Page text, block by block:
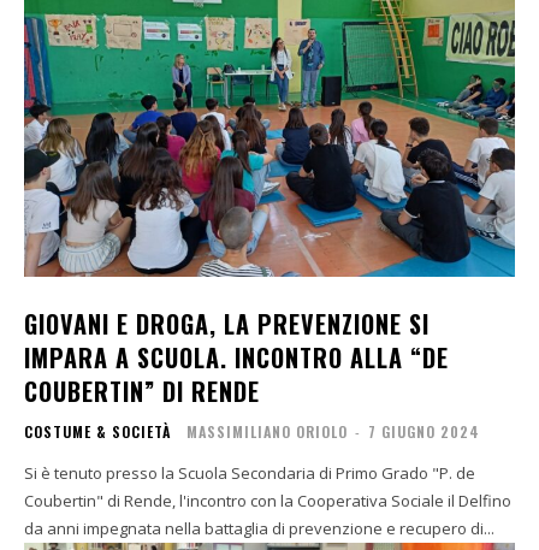
GIOVANI E DROGA, LA PREVENZIONE SI
IMPARA A SCUOLA. INCONTRO ALLA “DE
COUBERTIN” DI RENDE
COSTUME & SOCIETÀ MASSIMILIANO ORIOLO - 7 GIUGNO 2024
Si è tenuto presso la Scuola Secondaria di Primo Grado "P. de
Coubertin" di Rende, l'incontro con la Cooperativa Sociale il Delfino
da anni impegnata nella battaglia di prevenzione e recupero di...